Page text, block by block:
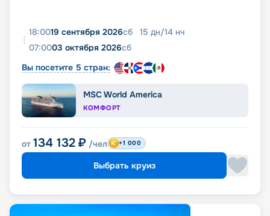
18:0019 сентября 2026сб 15 дн/14 нч
07:0003 октября 2026сб
Вы посетите 5 стран:
MSC World America
КОМФОРТ
от 134 132 ₽ /чел +1 000
Выбрать круиз